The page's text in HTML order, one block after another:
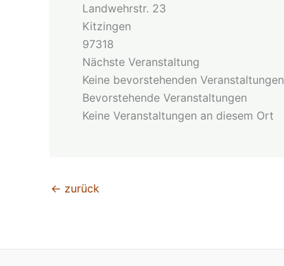
Landwehrstr. 23
Kitzingen
97318
Nächste Veranstaltung
Keine bevorstehenden Veranstaltungen
Bevorstehende Veranstaltungen
Keine Veranstaltungen an diesem Ort
← zurück